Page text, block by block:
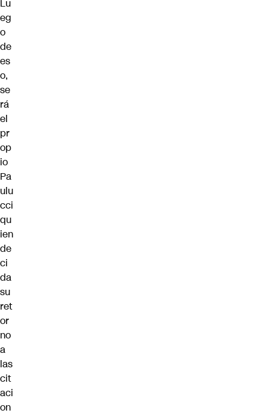
Lu
eg
o
de
es
o,
se
rá
el
pr
op
io
Pa
ulu
cci
qu
ien
de
ci
da
su
ret
or
no
a
las
cit
aci
on